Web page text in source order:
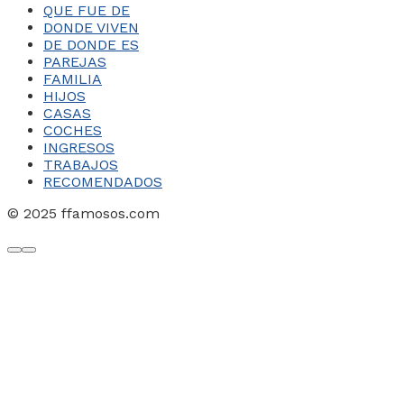
QUE FUE DE
DONDE VIVEN
DE DONDE ES
PAREJAS
FAMILIA
HIJOS
CASAS
COCHES
INGRESOS
TRABAJOS
RECOMENDADOS
© 2025 ffamosos.com